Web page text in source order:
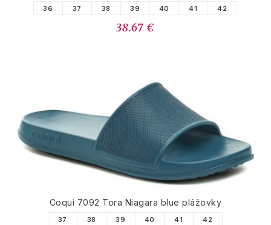
36 37 38 39 40 41 42
38.67 €
Coqui 7092 Tora Niagara blue plážovky
37 38 39 40 41 42